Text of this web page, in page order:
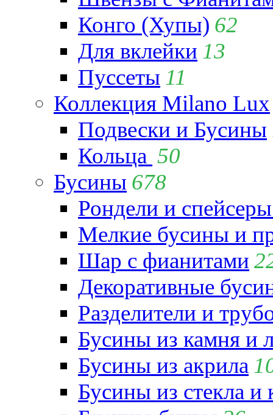
Конго (Хупы) 62
Для вклейки 13
Пуссеты 11
Коллекция Milano Lux
Подвески и Бусины
Кольца 50
Бусины 678
Рондели и
Мелкие бусины и
Шар с фианитами
Декоративные
Разделители и
Бусины из камня и
Бусины из акрила
Бусины из стекла и